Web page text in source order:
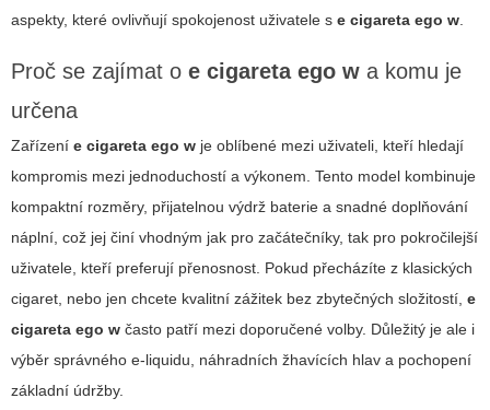
aspekty, které ovlivňují spokojenost uživatele s e cigareta ego w.
Proč se zajímat o e cigareta ego w a komu je
určena
Zařízení e cigareta ego w je oblíbené mezi uživateli, kteří hledají
kompromis mezi jednoduchostí a výkonem. Tento model kombinuje
kompaktní rozměry, přijatelnou výdrž baterie a snadné doplňování
náplní, což jej činí vhodným jak pro začátečníky, tak pro pokročilejší
uživatele, kteří preferují přenosnost. Pokud přecházíte z klasických
cigaret, nebo jen chcete kvalitní zážitek bez zbytečných složitostí, e
cigareta ego w často patří mezi doporučené volby. Důležitý je ale i
výběr správného e-liquidu, náhradních žhavících hlav a pochopení
základní údržby.